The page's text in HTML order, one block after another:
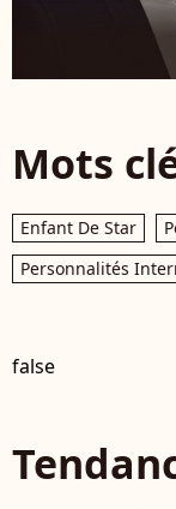
Mots
Enfant De Star
Personnalités
false